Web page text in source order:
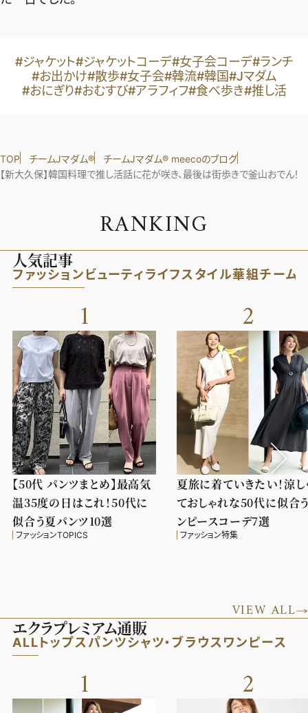
#ジャケット#ジャケットコーデ#女子会コーデ#ランチ
#お出かけ#散歩#女子会#韓流#韓国#Jマダム
#おにぎり#おむすび#アラフィフ#食べ歩き#推し活
TOP チームJマダム®︎
チームJマダム®︎ meecoのブログ
【新大久保】韓国料理で推し活話に花が咲き、最後は街歩きで釜山おでん！
RANKING
人気記事
ファッション ビューティライフスタイル華組チーム
1
【50代 パンツまとめ】最高気
温35度の日はこれ！50代に
似合う夏パンツ10選
ファッションTOPICS
2
夏旅に着ていきたい！涼し
ておしゃれな50代に似合
ンピースコーデ7選
ファッション特集
VIEW ALL
エクラプレミアム通販
ALLトップスパンツシャツ・ブラウスワンピース
1 2